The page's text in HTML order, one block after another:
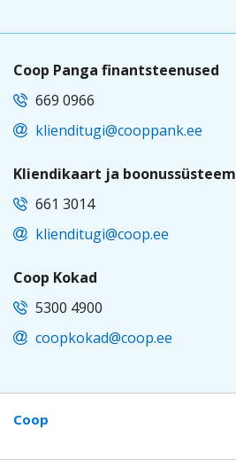
Coop Panga finantsteenused
669 0966
klienditugi@cooppank.ee
Kliendikaart ja boonussüsteem
661 3014
klienditugi@coop.ee
Coop Kokad
5300 4900
coopkokad@coop.ee
EST
Footer
Coop